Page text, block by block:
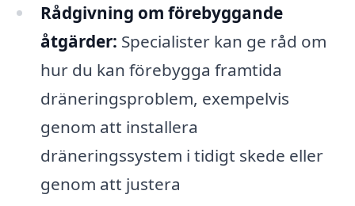
Rådgivning om förebyggande
åtgärder: Specialister kan ge råd om
hur du kan förebygga framtida
dräneringsproblem, exempelvis
genom att installera
dräneringssystem i tidigt skede eller
genom att justera